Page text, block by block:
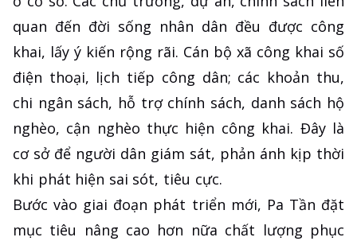
quan đến đời sống nhân dân đều được công
khai, lấy ý kiến rộng rãi. Cán bộ xã công khai số
điện thoại, lịch tiếp công dân; các khoản thu,
chi ngân sách, hỗ trợ chính sách, danh sách hộ
nghèo, cận nghèo thực hiện công khai. Đây là
cơ sở để người dân giám sát, phản ánh kịp thời
khi phát hiện sai sót, tiêu cực.
Bước vào giai đoạn phát triển mới, Pa Tần đặt
mục tiêu nâng cao hơn nữa chất lượng phục